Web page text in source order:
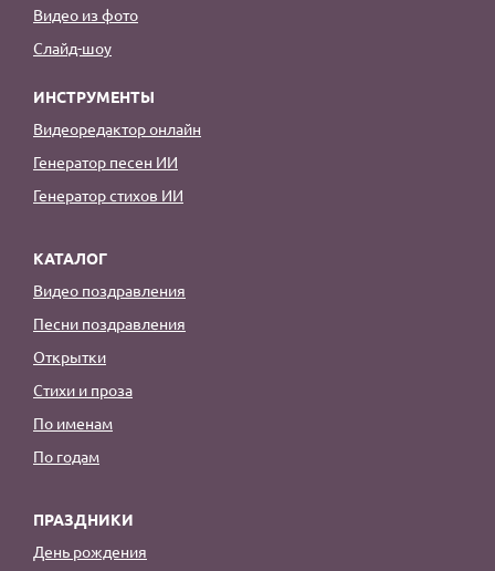
Видео из фото
Слайд-шоу
ИНСТРУМЕНТЫ
Видеоредактор онлайн
Генератор песен ИИ
Генератор стихов ИИ
КАТАЛОГ
Видео поздравления
Песни поздравления
Открытки
Стихи и проза
По именам
По годам
ПРАЗДНИКИ
День рождения